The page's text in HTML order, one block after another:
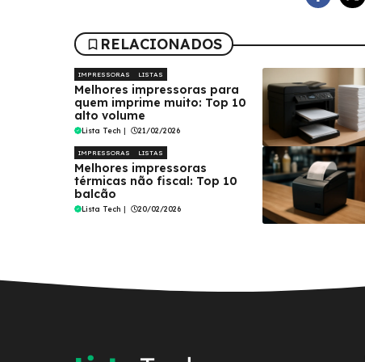
RELACIONADOS
IMPRESSORAS LISTAS
Melhores impressoras para
quem imprime muito: Top 10
alto volume
Lista Tech | 21/02/2026
IMPRESSORAS LISTAS
Melhores impressoras
térmicas não fiscal: Top 10
balcão
Lista Tech | 20/02/2026